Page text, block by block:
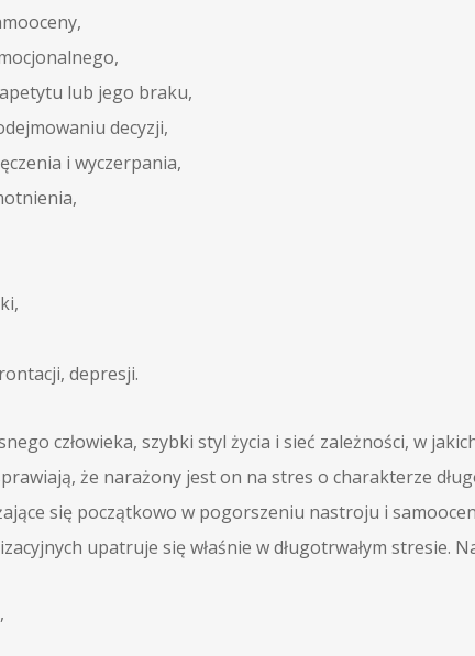
lub jego braku,
decyzji,
i wyczerpania,
depresji.
człowieka, szybki styl życia i sieć zależności, w
że narażony jest on na stres o charakterze
się początkowo w pogorszeniu nastroju i
upatruje się właśnie w długotrwałym stresie.